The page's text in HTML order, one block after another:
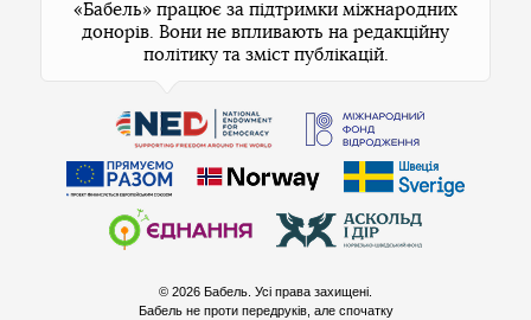
«Бабель» працює за підтримки міжнародних
донорів. Вони не впливають на редакційну
політику та зміст публікацій.
© 2026 Бабель. Усі права захищені.
Бабель не проти передруків, але спочатку